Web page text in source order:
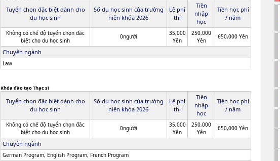
Tuyển chọn đặc biệt dành cho
du học sinh
Số du học sinh của trường
niên khóa 2026
Lệ phí
thi
Tiền
nhập
học
Tiền học phí
/ năm
Không có chế độ tuyển chọn đăc
biệt cho du học sinh
0người
35,000
Yên
250,000
Yên
650,000 Yên
Chuyên ngành
Law
Khóa đào tạo Thạc sĩ
Tuyển chọn đặc biệt dành cho
du học sinh
Số du học sinh của trường
niên khóa 2026
Lệ phí
thi
Tiền
nhập
học
Tiền học phí
/ năm
Không có chế độ tuyển chọn đăc
biệt cho du học sinh
0người
35,000
Yên
250,000
Yên
650,000 Yên
Chuyên ngành
German Program, English Program, French Program